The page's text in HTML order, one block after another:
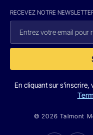
RECEVEZ NOTRE
En cliquant sur s'inscrire,
© 2026 Talmont